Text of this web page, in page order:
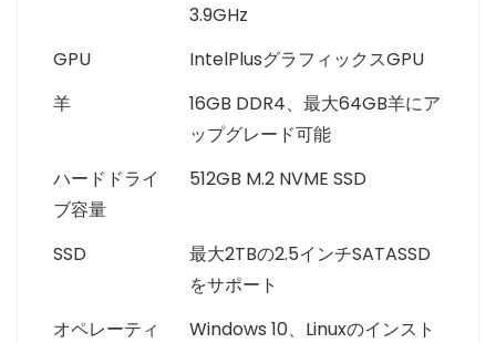
3.9GHz
GPU
IntelPlusグラフィックスGPU
羊
16GB DDR4、最大64GB羊にア
ップグレード可能
ハードドライ
ブ容量
512GB M.2 NVME SSD
SSD
最大2TBの2.5インチSATASSD
をサポート
オペレーティ
Windows 10、Linuxのインスト